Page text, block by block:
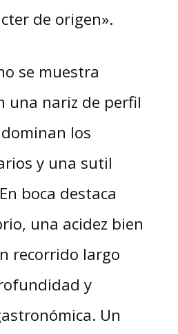
de origen».
se muestra
una nariz de perfil
los
y una sutil
boca destaca
una acidez bien
recorrido largo
y
Un